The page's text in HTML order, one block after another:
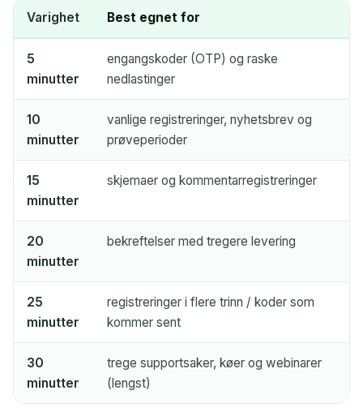
Varighet Best egnet for
5
minutter
engangskoder (OTP) og raske
nedlastinger
10
minutter
vanlige registreringer, nyhetsbrev og
prøveperioder
15
minutter
skjemaer og kommentarregistreringer
20
minutter
bekreftelser med tregere levering
25
minutter
registreringer i flere trinn / koder som
kommer sent
30
minutter
trege supportsaker, køer og webinarer
(lengst)